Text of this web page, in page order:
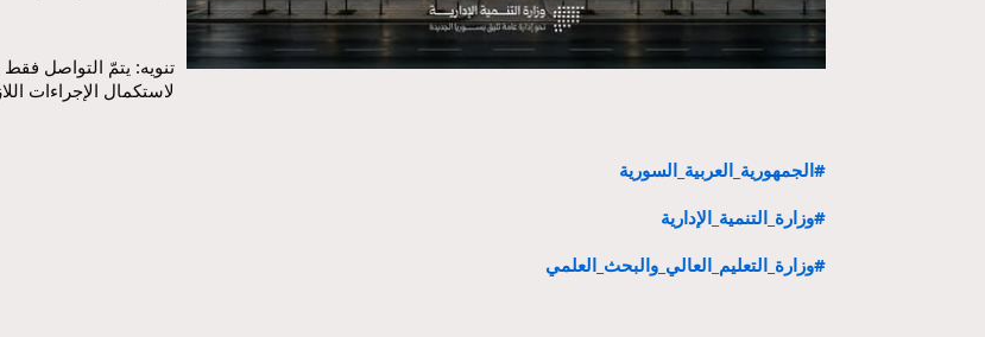
لاستكمال الإجراءات
#الجمهورية_العربية_السورية
#وزارة_التنمية_الإدارية
#وزارة_التعليم_العالي_والبحث_العلمي